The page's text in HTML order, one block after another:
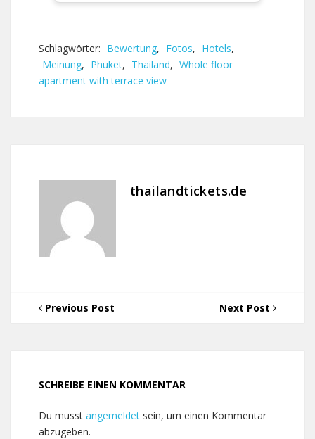
Schlagwörter: Bewertung, Fotos, Hotels,
Meinung, Phuket, Thailand, Whole floor
apartment with terrace view
thailandtickets.de
Previous Post Next Post
SCHREIBE EINEN KOMMENTAR
Du musst angemeldet sein, um einen Kommentar
abzugeben.